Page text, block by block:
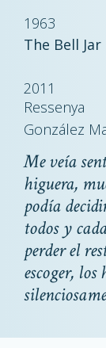
1963
The Bell Jar
2011
Ressenya
González
Me veía
higuera,
podía
todos y
perder el
escoger,